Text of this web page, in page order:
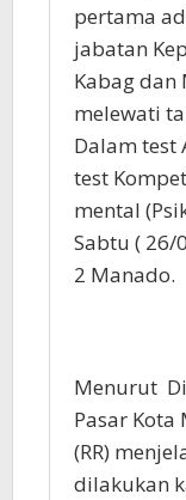
pertama
jabatan
Kabag dan
melewati
Dalam test
test
mental
Sabtu ( 26/
2 Manado.
Menurut
Pasar Kota
(RR)
dilakukan